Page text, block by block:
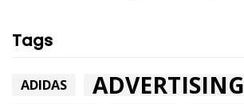
Tags
ADIDAS ADVERTISING